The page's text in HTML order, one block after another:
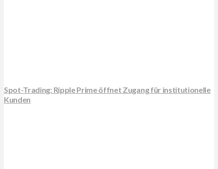
Spot-Trading: Ripple Prime öffnet Zugang für institutionelle
Kunden